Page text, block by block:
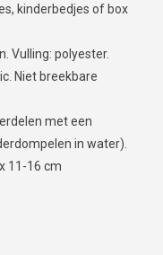
kinderbedjes of box
Vulling: polyester.
Niet breekbare
met een
in water).
11-16 cm